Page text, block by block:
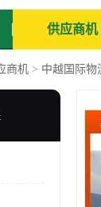
供应商机
商机 > 中越国际物